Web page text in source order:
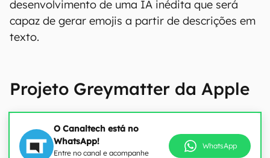
desenvolvimento de uma IA inédita que será
capaz de gerar emojis a partir de descrições em
texto.
Projeto Greymatter da Apple
O Canaltech está no
WhatsApp!
Entre no canal e acompanhe
WhatsApp